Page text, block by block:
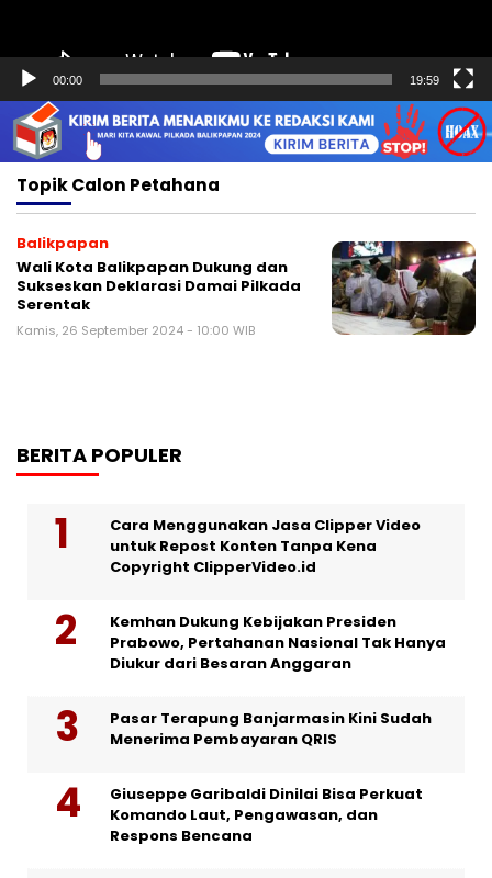
00:00 19:59
TopikCalon Petahana
Balikpapan
Wali Kota Balikpapan Dukung dan
Sukseskan Deklarasi Damai Pilkada
Serentak
Kamis, 26 September 2024 - 10:00 WIB
BERITA POPULER
Cara Menggunakan Jasa Clipper Video
untuk Repost Konten Tanpa Kena
Copyright ClipperVideo.id
Kemhan Dukung Kebijakan Presiden
Prabowo, Pertahanan Nasional Tak Hanya
Diukur dari Besaran Anggaran
Pasar Terapung Banjarmasin Kini Sudah
Menerima Pembayaran QRIS
Giuseppe Garibaldi Dinilai Bisa Perkuat
Komando Laut, Pengawasan, dan
Respons Bencana